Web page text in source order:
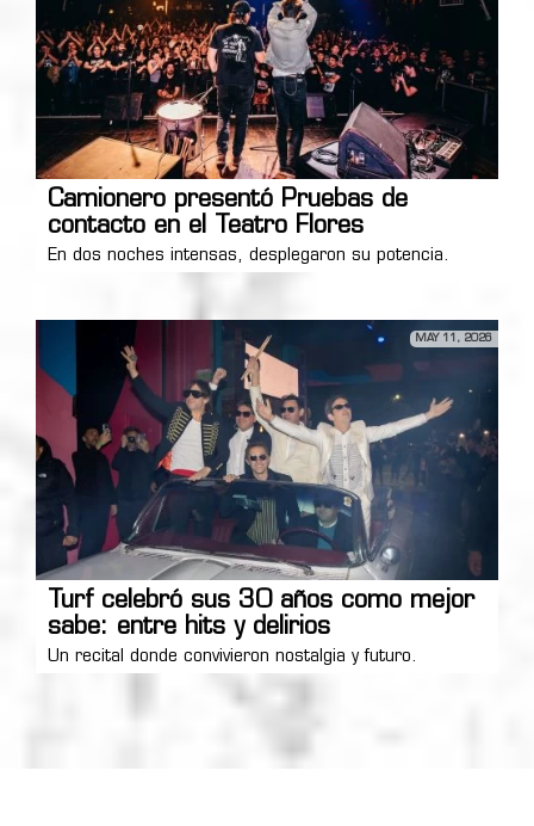
Camionero presentó Pruebas de
contacto en el Teatro Flores
En dos noches intensas, desplegaron su potencia.
MAY 11, 2026
Turf celebró sus 30 años como mejor
sabe: entre hits y delirios
Un recital donde convivieron nostalgia y futuro.